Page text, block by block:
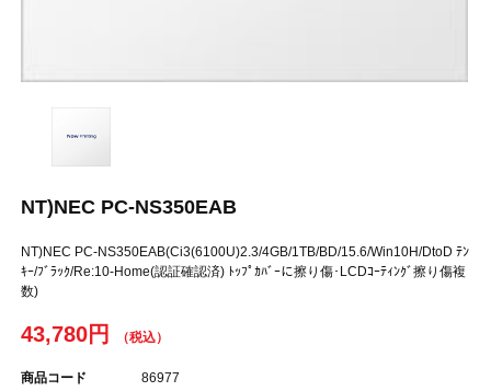
NT)NEC PC-NS350EAB
NT)NEC PC-NS350EAB(Ci3(6100U)2.3/4GB/1TB/BD/15.6/Win10H/DtoD ﾃﾝ
ｷｰ/ﾌﾞﾗｯｸ/Re:10-Home(認証確認済) ﾄｯﾌﾟｶﾊﾞｰに擦り傷･LCDｺｰﾃｨﾝｸﾞ擦り傷複
数)
43,780円
商品コード 86977